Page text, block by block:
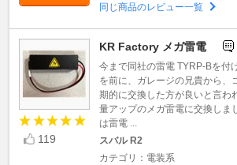
同じ商品のレビュー一覧
119
KR Factory メガ雷電
今まで同社の雷電 TYRP-Bを付
を前に、ガレージの兄貴から、
期的に交換した方が良いと言わ
量アップのメガ雷電に交換しま
は雷電 ...
スバル R2
カテゴリ：電装系